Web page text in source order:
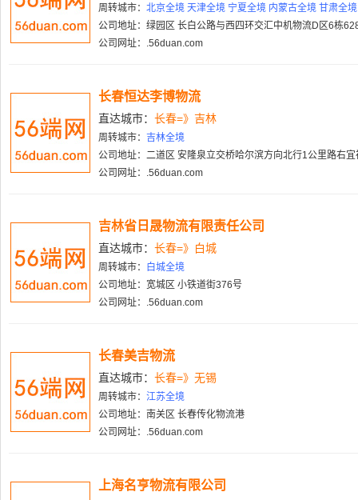
周转城市： 北京全境 天津全境 宁夏全境 内蒙古全境 甘肃全
公司地址：绿园区 长白公路与西四环交汇中机物流D区6栋
公司网址：.56duan.com
长春恒达李博物流
直达城市： 长春=》吉林
周转城市： 吉林全境
公司地址：二道区 安隆泉立交桥哈尔滨方向北行1公里路右
公司网址：.56duan.com
吉林省日晟物流有限责任公司
直达城市： 长春=》白城
周转城市：
白城全境
公司地址：宽城区 小铁道街376号
公司网址：.56duan.com
长春美吉物流
直达城市： 长春=》无锡
周转城市： 江苏全境
公司地址：南关区 长春传化物流港
公司网址：.56duan.com
上海名亨物流有限公司